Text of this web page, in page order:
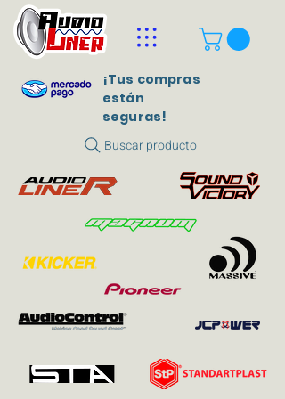
Buscar producto
¡Tus compras
están
seguras!